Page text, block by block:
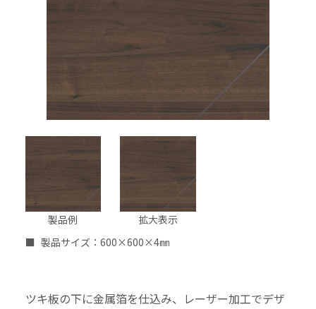
ツキ板の下に金属箔を仕込み、レーザー加工でデザ
製品例
拡大表示
製品サイズ：600×600×4㎜